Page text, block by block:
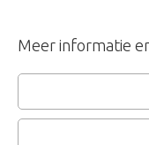
Meer informatie